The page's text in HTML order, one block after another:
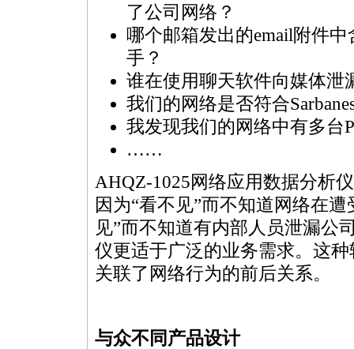
了公司网络？
哪个邮箱发出的email附件
手？
谁在使用聊天软件向媒体泄
我们的网络是否符合
我发现我们的网络中有多台
……
AHQZ-1025网络应用数据分析
因为“看不见”而不知道网络在
见”而不知道有内部人员泄漏公
仪更适于广泛的业务需求。这
关联了网络行为的前后关系。
与众不同产品设计